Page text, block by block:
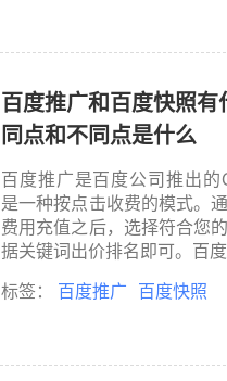
百度推广和百度快照
同点和不同点是什么
百度推广是百度公司推出的
是一种按点击收费的模式。
费用充值之后，选择符合您
据关键词出价排名即可。百
标签： 百度推广 百度快照